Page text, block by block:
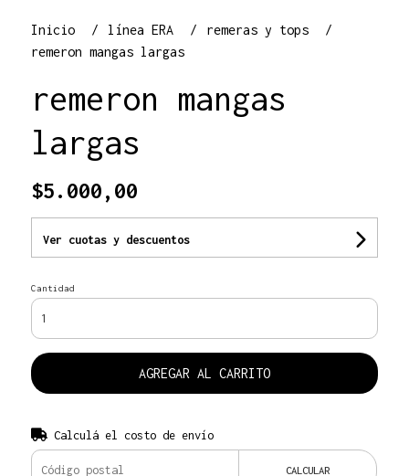
Inicio línea ERA
remeras y tops
remeron mangas largas
remeron mangas
largas
$5.000,00
Ver cuotas y descuentos
Cantidad
AGREGAR AL CARRITO
Calculá el costo de envío
CALCULAR